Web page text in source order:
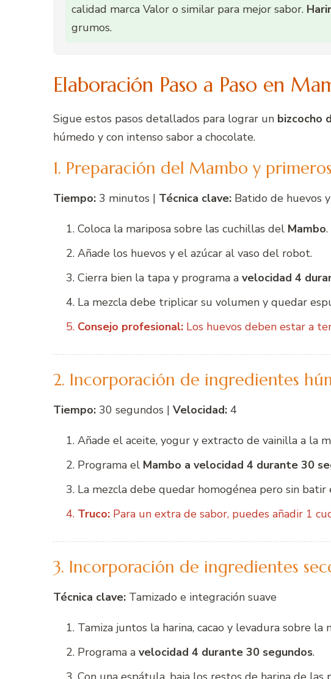
calidad marca Valor o similar para mejor sabor.
grumos.
Elaboración Paso a Paso en
Sigue estos pasos detallados para lograr un bizcocho
húmedo y con intenso sabor a chocolate.
1. Preparación del Mambo y
Tiempo: 3 minutos | Técnica clave: Batido de huevos
Coloca la mariposa sobre las cuchillas del Mambo.
Añade los huevos y el azúcar al vaso del robot.
Cierra bien la tapa y programa a velocidad 4
La mezcla debe triplicar su volumen y quedar
Consejo profesional: Los huevos deben estar a
2. Incorporación de ingredientes
Tiempo: 30 segundos | Velocidad: 4
Añade el aceite, yogur y extracto de vainilla a la
Programa el Mambo a velocidad 4 durante 30
La mezcla debe quedar homogénea pero sin batir
Truco: Para un extra de sabor, puedes añadir 1
3. Incorporación de ingredientes
Técnica clave: Tamizado e integración suave
Tamiza juntos la harina, cacao y levadura sobre la
Programa a velocidad 4 durante 30 segundos.